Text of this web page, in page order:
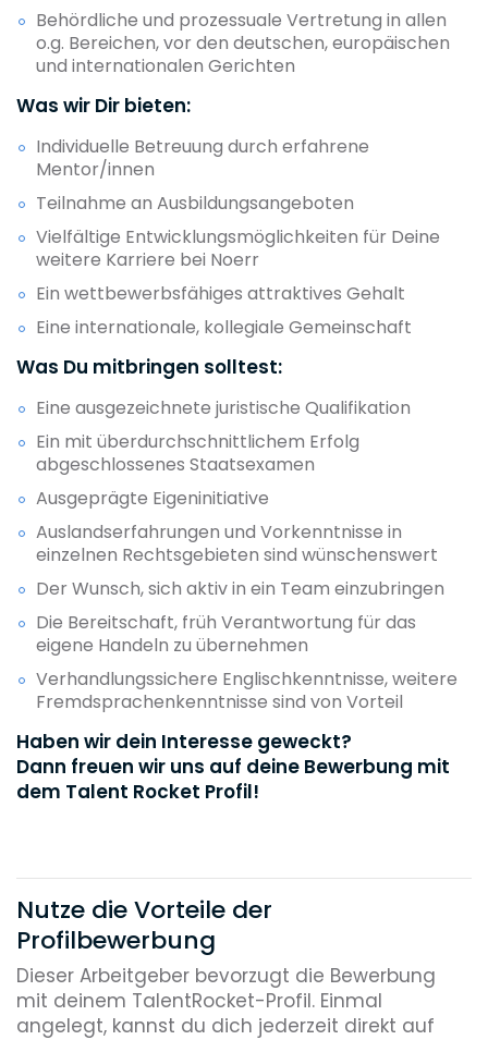
Behördliche und prozessuale Vertretung in allen
o.g. Bereichen, vor den deutschen, europäischen
und internationalen Gerichten
Was wir Dir bieten:
Individuelle Betreuung durch erfahrene
Mentor/innen
Teilnahme an Ausbildungsangeboten
Vielfältige Entwicklungsmöglichkeiten für Deine
weitere Karriere bei Noerr
Ein wettbewerbsfähiges attraktives Gehalt
Eine internationale, kollegiale Gemeinschaft
Was Du mitbringen solltest:
Eine ausgezeichnete juristische Qualifikation
Ein mit überdurchschnittlichem Erfolg
abgeschlossenes Staatsexamen
Ausgeprägte Eigeninitiative
Auslandserfahrungen und Vorkenntnisse in
einzelnen Rechtsgebieten sind wünschenswert
Der Wunsch, sich aktiv in ein Team einzubringen
Die Bereitschaft, früh Verantwortung für das
eigene Handeln zu übernehmen
Verhandlungssichere Englischkenntnisse, weitere
Fremdsprachenkenntnisse sind von Vorteil
Haben wir dein Interesse geweckt?
Dann freuen wir uns auf deine Bewerbung mit
dem Talent Rocket Profil!
Nutze die Vorteile der
Profilbewerbung
Dieser Arbeitgeber bevorzugt die Bewerbung
mit deinem TalentRocket-Profil. Einmal
angelegt, kannst du dich jederzeit direkt auf